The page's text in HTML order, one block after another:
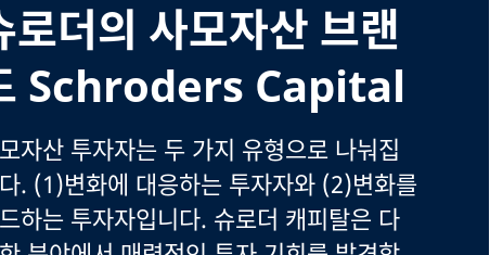
로더의 사모자산 브랜
Schroders Capital
자산 투자자는 두 가지 유형으로 나눠집
. (1)변화에 대응하는 투자자와 (2)변화를
하는 투자자입니다. 슈로더 캐피탈은 다